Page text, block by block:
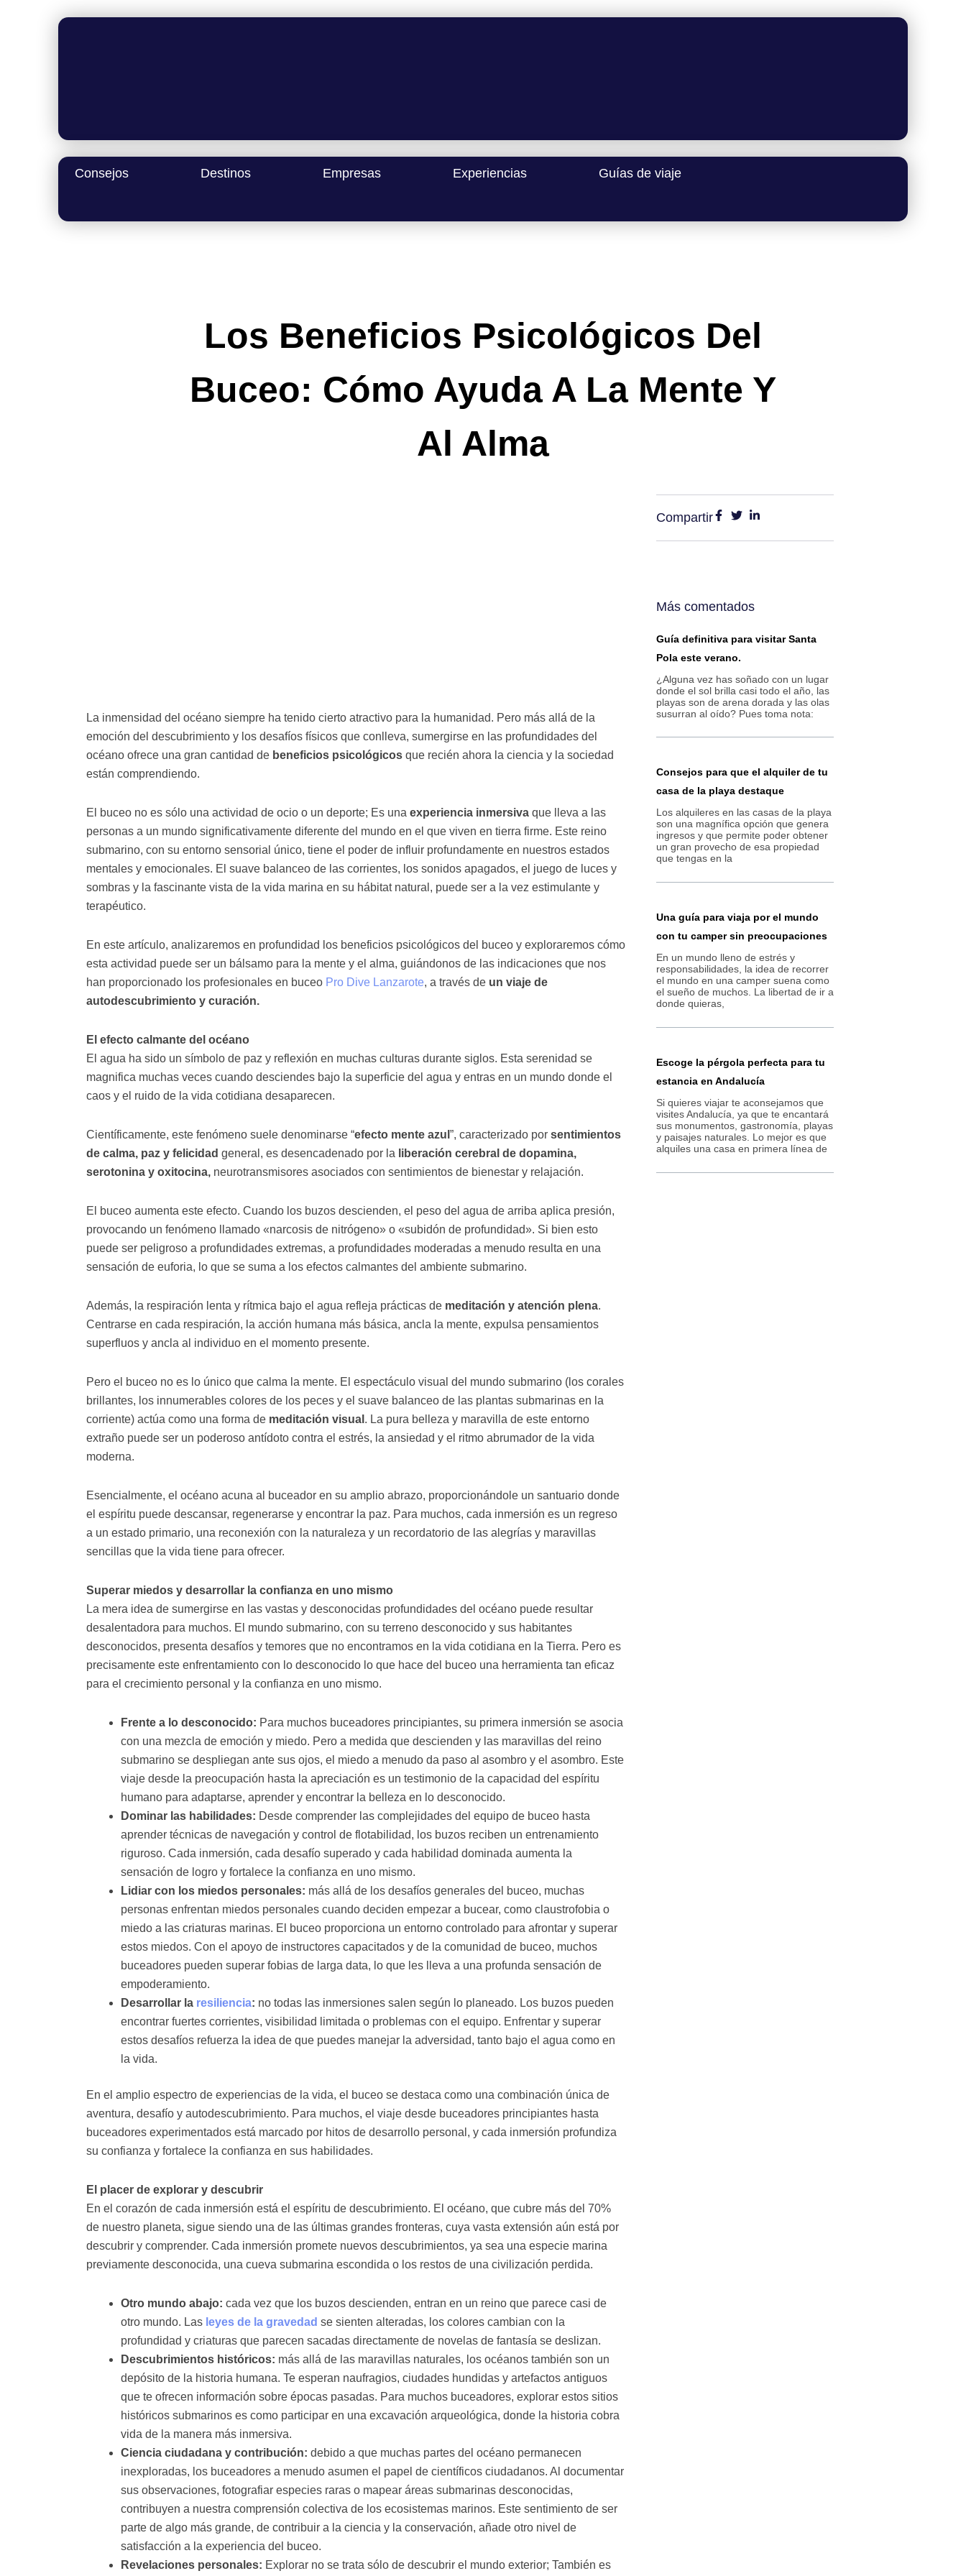
Consejos Destinos Empresas Experiencias Guías de viaje
Los Beneficios Psicológicos Del
Buceo: Cómo Ayuda A La Mente Y
Al Alma
La inmensidad del océano siempre ha tenido cierto atractivo para la humanidad. Pero más allá de la
emoción del descubrimiento y los desafíos físicos que conlleva, sumergirse en las profundidades del
océano ofrece una gran cantidad de beneficios psicológicos que recién ahora la ciencia y la sociedad
están comprendiendo.
El buceo no es sólo una actividad de ocio o un deporte; Es una experiencia inmersiva que lleva a las
personas a un mundo significativamente diferente del mundo en el que viven en tierra firme. Este reino
submarino, con su entorno sensorial único, tiene el poder de influir profundamente en nuestros estados
mentales y emocionales. El suave balanceo de las corrientes, los sonidos apagados, el juego de luces y
sombras y la fascinante vista de la vida marina en su hábitat natural, puede ser a la vez estimulante y
terapéutico.
En este artículo, analizaremos en profundidad los beneficios psicológicos del buceo y exploraremos cómo
esta actividad puede ser un bálsamo para la mente y el alma, guiándonos de las indicaciones que nos
han proporcionado los profesionales en buceo Pro Dive Lanzarote, a través de un viaje de
autodescubrimiento y curación.
El efecto calmante del océano
El agua ha sido un símbolo de paz y reflexión en muchas culturas durante siglos. Esta serenidad se
magnifica muchas veces cuando desciendes bajo la superficie del agua y entras en un mundo donde el
caos y el ruido de la vida cotidiana desaparecen.
Científicamente, este fenómeno suele denominarse “efecto mente azul ”, caracterizado por sentimientos
de calma, paz y felicidad general, es desencadenado por la liberación cerebral de dopamina,
serotonina y oxitocina, neurotransmisores asociados con sentimientos de bienestar y relajación.
El buceo aumenta este efecto. Cuando los buzos descienden, el peso del agua de arriba aplica presión,
provocando un fenómeno llamado «narcosis de nitrógeno» o «subidón de profundidad». Si bien esto
puede ser peligroso a profundidades extremas, a profundidades moderadas a menudo resulta en una
sensación de euforia, lo que se suma a los efectos calmantes del ambiente submarino.
Además, la respiración lenta y rítmica bajo el agua refleja prácticas de meditación y atención plena.
Centrarse en cada respiración, la acción humana más básica, ancla la mente, expulsa pensamientos
superfluos y ancla al individuo en el momento presente.
Pero el buceo no es lo único que calma la mente. El espectáculo visual del mundo submarino (los corales
brillantes, los innumerables colores de los peces y el suave balanceo de las plantas submarinas en la
corriente) actúa como una forma de meditación visual . La pura belleza y maravilla de este entorno
extraño puede ser un poderoso antídoto contra el estrés, la ansiedad y el ritmo abrumador de la vida
moderna.
Esencialmente, el océano acuna al buceador en su amplio abrazo, proporcionándole un santuario donde
el espíritu puede descansar, regenerarse y encontrar la paz. Para muchos, cada inmersión es un regreso
a un estado primario, una reconexión con la naturaleza y un recordatorio de las alegrías y maravillas
sencillas que la vida tiene para ofrecer.
Superar miedos y desarrollar la confianza en uno mismo
La mera idea de sumergirse en las vastas y desconocidas profundidades del océano puede resultar
desalentadora para muchos. El mundo submarino, con su terreno desconocido y sus habitantes
desconocidos, presenta desafíos y temores que no encontramos en la vida cotidiana en la Tierra. Pero es
precisamente este enfrentamiento con lo desconocido lo que hace del buceo una herramienta tan eficaz
para el crecimiento personal y la confianza en uno mismo.
Frente a lo desconocido: Para muchos buceadores principiantes, su primera inmersión se asocia
con una mezcla de emoción y miedo. Pero a medida que descienden y las maravillas del reino
submarino se despliegan ante sus ojos, el miedo a menudo da paso al asombro y el asombro. Este
viaje desde la preocupación hasta la apreciación es un testimonio de la capacidad del espíritu
humano para adaptarse, aprender y encontrar la belleza en lo desconocido.
Dominar las habilidades: Desde comprender las complejidades del equipo de buceo hasta
aprender técnicas de navegación y control de flotabilidad, los buzos reciben un entrenamiento
riguroso. Cada inmersión, cada desafío superado y cada habilidad dominada aumenta la
sensación de logro y fortalece la confianza en uno mismo.
Lidiar con los miedos personales: más allá de los desafíos generales del buceo, muchas
personas enfrentan miedos personales cuando deciden empezar a bucear, como claustrofobia o
miedo a las criaturas marinas. El buceo proporciona un entorno controlado para afrontar y superar
estos miedos. Con el apoyo de instructores capacitados y de la comunidad de buceo, muchos
buceadores pueden superar fobias de larga data, lo que les lleva a una profunda sensación de
empoderamiento.
Desarrollar la resiliencia: no todas las inmersiones salen según lo planeado. Los buzos pueden
encontrar fuertes corrientes, visibilidad limitada o problemas con el equipo. Enfrentar y superar
estos desafíos refuerza la idea de que puedes manejar la adversidad, tanto bajo el agua como en
la vida.
En el amplio espectro de experiencias de la vida, el buceo se destaca como una combinación única de
aventura, desafío y autodescubrimiento. Para muchos, el viaje desde buceadores principiantes hasta
buceadores experimentados está marcado por hitos de desarrollo personal, y cada inmersión profundiza
su confianza y fortalece la confianza en sus habilidades.
El placer de explorar y descubrir
En el corazón de cada inmersión está el espíritu de descubrimiento. El océano, que cubre más del 70%
de nuestro planeta, sigue siendo una de las últimas grandes fronteras, cuya vasta extensión aún está por
descubrir y comprender. Cada inmersión promete nuevos descubrimientos, ya sea una especie marina
previamente desconocida, una cueva submarina escondida o los restos de una civilización perdida.
Otro mundo abajo: cada vez que los buzos descienden, entran en un reino que parece casi de
otro mundo. Las leyes de la gravedad se sienten alteradas, los colores cambian con la
profundidad y criaturas que parecen sacadas directamente de novelas de fantasía se deslizan.
Descubrimientos históricos: más allá de las maravillas naturales, los océanos también son un
depósito de la historia humana. Te esperan naufragios, ciudades hundidas y artefactos antiguos
que te ofrecen información sobre épocas pasadas. Para muchos buceadores, explorar estos sitios
históricos submarinos es como participar en una excavación arqueológica, donde la historia cobra
vida de la manera más inmersiva.
Ciencia ciudadana y contribución: debido a que muchas partes del océano permanecen
inexploradas, los buceadores a menudo asumen el papel de científicos ciudadanos. Al documentar
sus observaciones, fotografiar especies raras o mapear áreas submarinas desconocidas,
contribuyen a nuestra comprensión colectiva de los ecosistemas marinos. Este sentimiento de ser
parte de algo más grande, de contribuir a la ciencia y la conservación, añade otro nivel de
satisfacción a la experiencia del buceo.
Revelaciones personales: Explorar no se trata sólo de descubrir el mundo exterior; También es
Compartir
Más comentados
Guía definitiva para visitar Santa
Pola este verano.
¿Alguna vez has soñado con un lugar
donde el sol brilla casi todo el año, las
playas son de arena dorada y las olas
susurran al oído? Pues toma nota:
Consejos para que el alquiler de tu
casa de la playa destaque
Los alquileres en las casas de la playa
son una magnífica opción que genera
ingresos y que permite poder obtener
un gran provecho de esa propiedad
que tengas en la
Una guía para viaja por el mundo
con tu camper sin preocupaciones
En un mundo lleno de estrés y
responsabilidades, la idea de recorrer
el mundo en una camper suena como
el sueño de muchos. La libertad de ir a
donde quieras,
Escoge la pérgola perfecta para tu
estancia en Andalucía
Si quieres viajar te aconsejamos que
visites Andalucía, ya que te encantará
sus monumentos, gastronomía, playas
y paisajes naturales. Lo mejor es que
alquiles una casa en primera línea de